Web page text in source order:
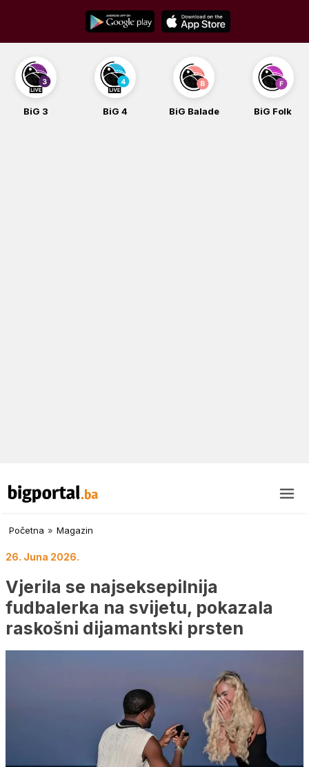
content
BiG 3 BiG 4 BiG Balade BiG Folk
Početna » Magazin
26. Juna 2026.
Vjerila se najseksepilnija
fudbalerka na svijetu, pokazala
raskošni dijamantski prsten